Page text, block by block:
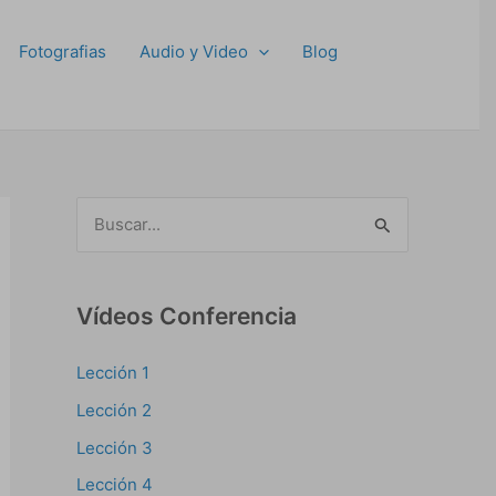
Fotografias Audio y Video Blog
c
a
o
Vídeos Conferencia
Lección 1
Lección 2
Lección 3
Lección 4